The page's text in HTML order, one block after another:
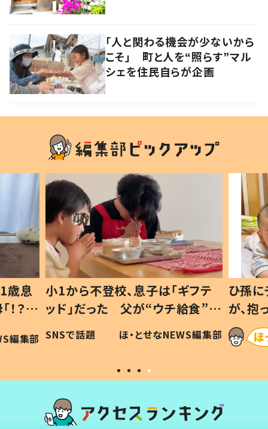
「人と関わる機会が少ないから
こそ」 町と人を“照らす”マル
シェを住民自らが企画
歳息
？」
編集部
小1から不登校、息子は「ギフテ
ッド」だった 父が“ウチ給食”を
作り続ける理由とは #令和の親
#令和の子
SNSで話題 ほ・とせなNEWS編集部
ひ孫
が、
「涙が
い」